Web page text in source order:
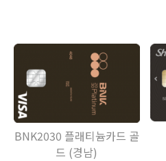
BNK2030 플래티늄카드 골
드 (경남)